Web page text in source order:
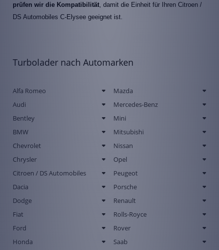
prüfen wir die Kompatibilität , damit die Einheit für Ihren Citroen /
DS Automobiles C-Elysee geeignet ist.
Turbolader nach Automarken
Alfa Romeo
Audi
Bentley
BMW
Chevrolet
Chrysler
Citroen / DS Automobiles
Dacia
Dodge
Fiat
Ford
Honda
Mazda
Mercedes-Benz
Mini
Mitsubishi
Nissan
Opel
Peugeot
Porsche
Renault
Rolls-Royce
Rover
Saab